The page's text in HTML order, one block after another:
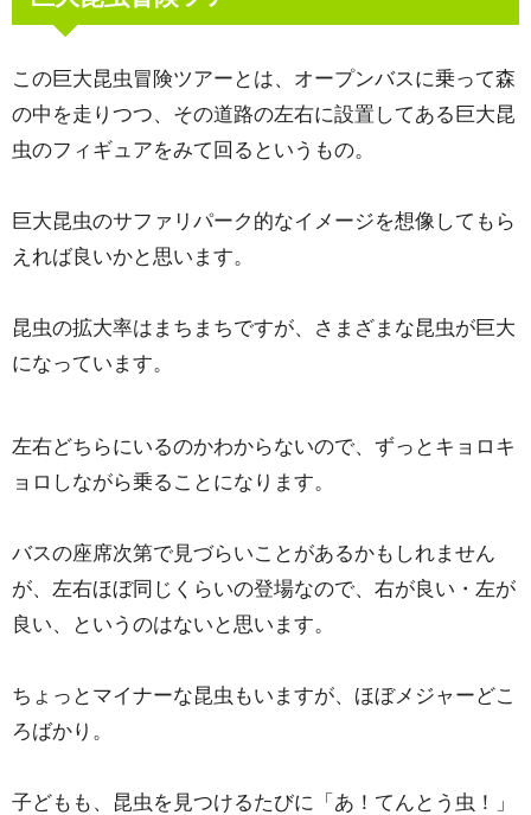
この巨大昆虫冒険ツアーとは、オープンバスに乗って森
の中を走りつつ、その道路の左右に設置してある巨大昆
虫のフィギュアをみて回るというもの。
巨大昆虫のサファリパーク的なイメージを想像してもら
えれば良いかと思います。
昆虫の拡大率はまちまちですが、さまざまな昆虫が巨大
になっています。
左右どちらにいるのかわからないので、ずっとキョロキ
ョロしながら乗ることになります。
バスの座席次第で見づらいことがあるかもしれません
が、左右ほぼ同じくらいの登場なので、右が良い・左が
良い、というのはないと思います。
ちょっとマイナーな昆虫もいますが、ほぼメジャーどこ
ろばかり。
子どもも、昆虫を見つけるたびに「あ！てんとう虫！」